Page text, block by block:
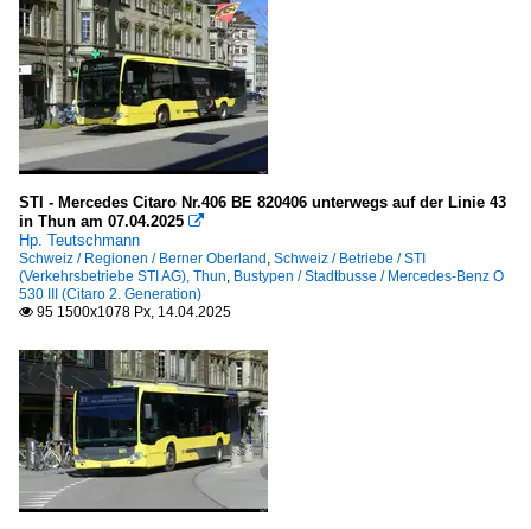
STI - Mercedes Citaro Nr.406 BE 820406 unterwegs auf der Linie 43
in Thun am 07.04.2025 
Hp. Teutschmann
Schweiz / Regionen / Berner Oberland, Schweiz / Betriebe / STI
(Verkehrsbetriebe STI AG), Thun, Bustypen / Stadtbusse / Mercedes-Benz O
530 III (Citaro 2. Generation)
 95 1500x1078 Px, 14.04.2025